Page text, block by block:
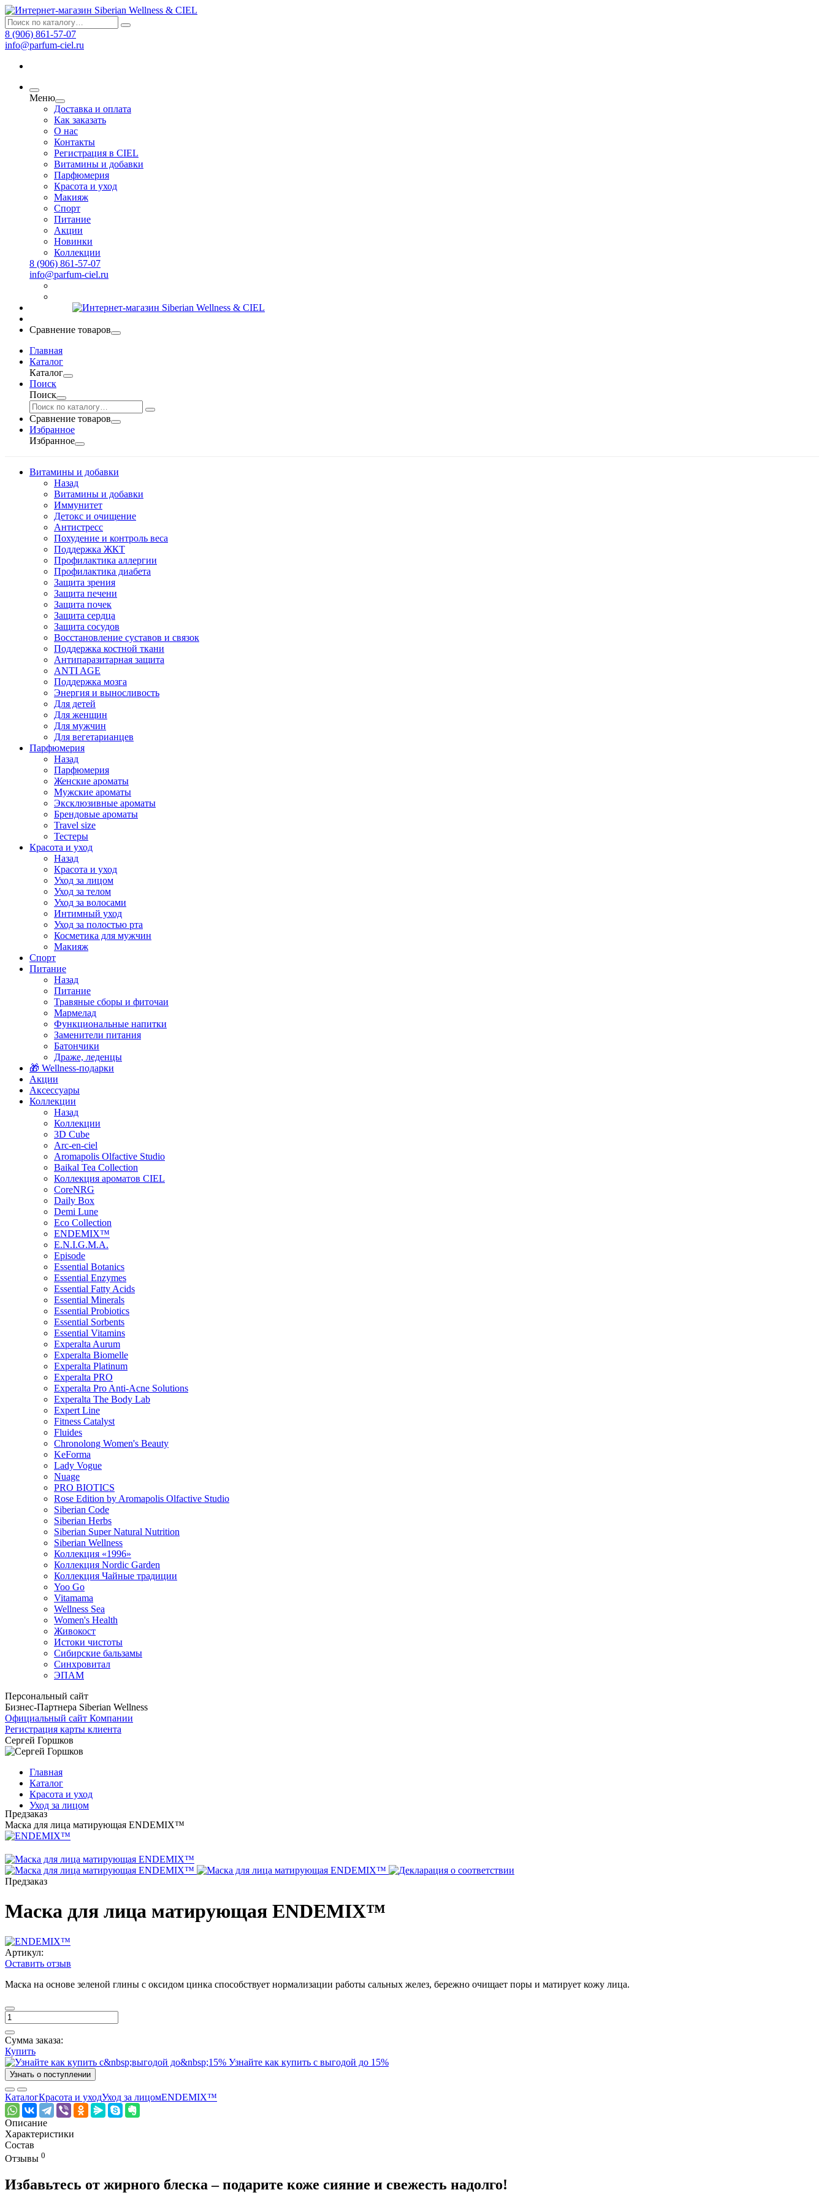
8 (906) 861-57-07
info@parfum-ciel.ru
Меню
Доставка и оплата
Как заказать
О нас
Контакты
Регистрация в CIEL
Витамины и добавки
Парфюмерия
Красота и уход
Макияж
Спорт
Питание
Акции
Новинки
Коллекции
8 (906) 861-57-07
info@parfum-ciel.ru
Сравнение товаров
Главная
Каталог
Каталог
Поиск
Поиск
Сравнение товаров
Избранное
Избранное
Витамины и добавки
Назад
Витамины и добавки
Иммунитет
Детокс и очищение
Антистресс
Похудение и контроль веса
Поддержка ЖКТ
Профилактика аллергии
Профилактика диабета
Защита зрения
Защита печени
Защита почек
Защита сердца
Защита сосудов
Восстановление суставов и связок
Поддержка костной ткани
Антипаразитарная защита
ANTI AGE
Поддержка мозга
Энергия и выносливость
Для детей
Для женщин
Для мужчин
Для вегетарианцев
Парфюмерия
Назад
Парфюмерия
Женские ароматы
Мужские ароматы
Эксклюзивные ароматы
Брендовые ароматы
Travel size
Тестеры
Красота и уход
Назад
Красота и уход
Уход за лицом
Уход за телом
Уход за волосами
Интимный уход
Уход за полостью рта
Косметика для мужчин
Макияж
Спорт
Питание
Назад
Питание
Травяные сборы и фиточаи
Мармелад
Функциональные напитки
Заменители питания
Батончики
Драже, леденцы
🎁 Wellness-подарки
Акции
Аксессуары
Коллекции
Назад
Коллекции
3D Cube
Arc-en-ciel
Aromapolis Olfactive Studio
Baikal Tea Collection
Коллекция ароматов CIEL
СoreNRG
Daily Box
Demi Lune
Eco Collection
ENDEMIX™
E.N.I.G.M.A.
Episode
Essential Botanics
Essential Enzymes
Essential Fatty Acids
Essential Minerals
Essential Probiotics
Essential Sorbents
Essential Vitamins
Experalta Aurum
Experalta Biomelle
Experalta Platinum
Experalta PRO
Experalta Pro Anti-Acne Solutions
Experalta The Body Lab
Expert Line
Fitness Catalyst
Fluides
Chronolong Women's Beauty
KeForma
Lady Vogue
Nuage
PRO BIOTICS
Rose Edition by Aromapolis Olfactive Studio
Siberian Code
Siberian Herbs
Siberian Super Natural Nutrition
Siberian Wellness
Коллекция «1996»
Коллекция Nordic Garden
Коллекция Чайные традиции
Yoo Go
Vitamama
Wellness Sea
Women's Health
Живокост
Истоки чистоты
Сибирские бальзамы
Синхровитал
ЭПАМ
Персональный сайт
Бизнес-Партнера Siberian Wellness
Официальный сайт Компании
Регистрация карты клиента
Сергей Горшков
Главная
Каталог
Красота и уход
Уход за лицом
Предзаказ
Маска для лица матирующая ENDEMIX™
Предзаказ
Маска для лица матирующая ENDEMIX™
Артикул:
Оставить отзыв
Маска на основе зеленой глины с оксидом цинка способствует нормализации работы сальных желез, бережно очищает поры и матирует кожу лица.
Сумма заказа:
Купить
Узнайте как купить с выгодой до 15%
Узнать о поступлении
КаталогКрасота и уходУход за лицомENDEMIX™
Описание
Характеристики
Состав
Отзывы 0
Избавьтесь от жирного блеска – подарите коже сияние и свежесть надолго!